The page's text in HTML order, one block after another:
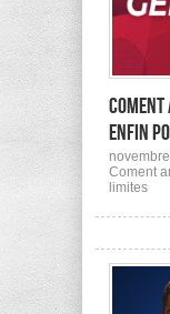
enfin
Coment
limites